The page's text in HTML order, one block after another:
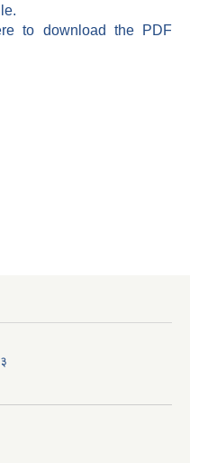
to download the PDF